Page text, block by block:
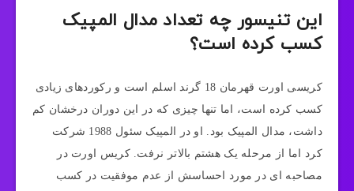
این تنیسور چه تعداد مدال المپیک
کسب کرده است؟
کریسی اورت قهرمان 18 گرند اسلم است و رکوردهای زیادی
کسب کرده است، اما تنها چیزی که در این دوران درخشان کم
داشت، مدال المپیک بود. او در المپیک سئول 1988 شرکت
کرد اما از مرحله یک هشتم بالاتر نرفت. کریس اورت در
مصاحبه ای در مورد احساسش از عدم موفقیت در کسب